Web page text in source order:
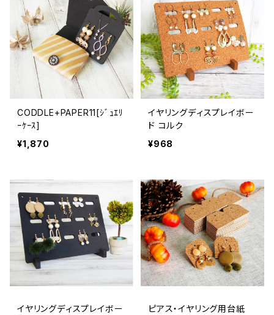
CODDLE+PAPER11[ｼﾞｭｴﾘ
ｰｹｰｽ]
¥1,870
イヤリングディスプレイボー
ド コルク
¥968
イヤリングディスプレイボー
ピアス・イヤリング用台紙